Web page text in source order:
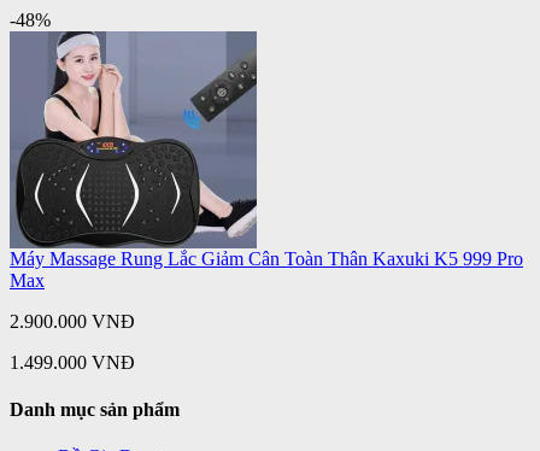
-48%
Máy Massage Rung Lắc Giảm Cân Toàn Thân Kaxuki K5 999 Pro
Max
2.900.000 VNĐ
1.499.000 VNĐ
Danh mục sản phẩm